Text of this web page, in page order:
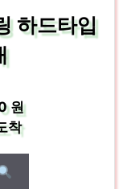
하드타입
원
착